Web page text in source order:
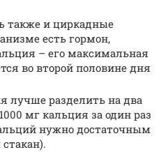
также и циркадные
есть гормон,
– его максимальная
во второй половине дня
лучше разделить на два
мг кальция за один раз
нужно достаточным